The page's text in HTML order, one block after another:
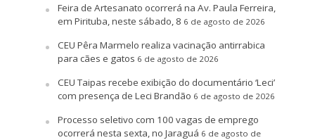
Feira de Artesanato ocorrerá na Av. Paula Ferreira,
em Pirituba, neste sábado, 8 6 de agosto de 2026
CEU Pêra Marmelo realiza vacinação antirrabica
para cães e gatos 6 de agosto de 2026
CEU Taipas recebe exibição do documentário ‘Leci’
com presença de Leci Brandão 6 de agosto de 2026
Processo seletivo com 100 vagas de emprego
ocorrerá nesta sexta, no Jaraguá 6 de agosto de